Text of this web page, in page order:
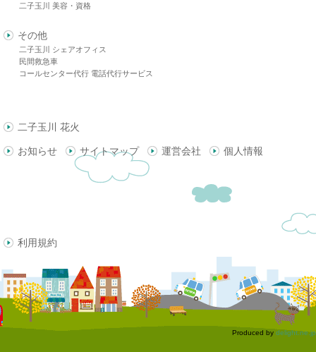
二子玉川 美容・資格
その他
二子玉川 シェアオフィス
民間救急車
コールセンター代行 電話代行サービス
二子玉川 花火
お知らせ サイトマップ 運営会社 個人情報
利用規約
Produced by delight.ne.jp